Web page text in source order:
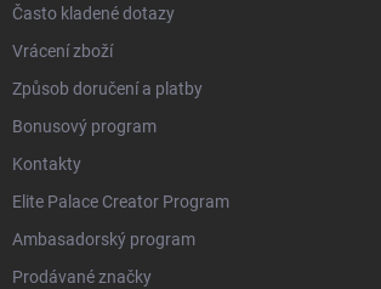
Často kladené dotazy
Vrácení zboží
Způsob doručení a platby
Bonusový program
Kontakty
Elite Palace Creator Program
Ambasadorský program
Prodávané značky